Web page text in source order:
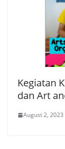
Kegiatan
dan Art
August 2, 2023